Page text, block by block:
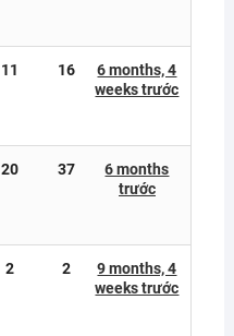
11 16
6 months, 4
weeks trước
20 37
6 months
trước
2 2
9 months, 4
weeks trước